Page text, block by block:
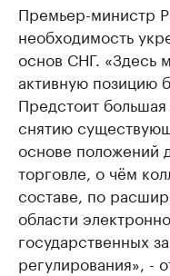
Премьер-министр
необходимость
основ СНГ. «Здесь
активную позицию
Предстоит
снятию
основе положений
торговле, о чём
составе, по
области
государственных
регулирования», -